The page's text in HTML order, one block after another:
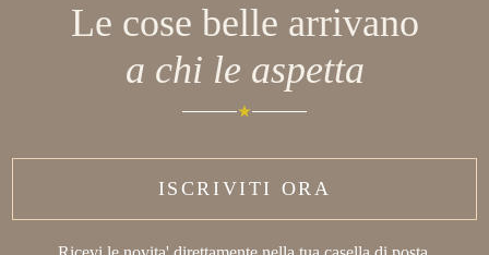
Le cose belle arrivano
a chi le aspetta
ISCRIVITI ORA